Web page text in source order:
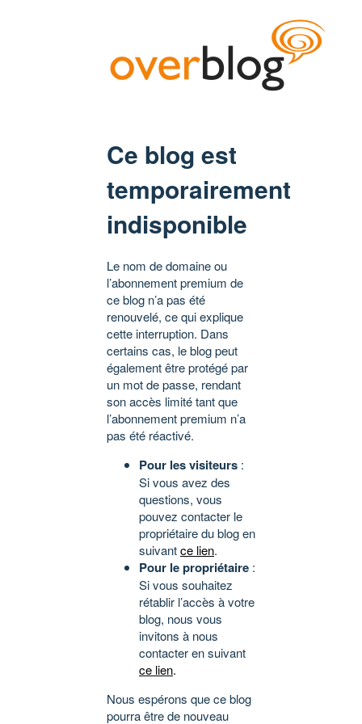
Ce blog est
temporairement
indisponible
Le nom de domaine ou
l’abonnement premium de
ce blog n’a pas été
renouvelé, ce qui explique
cette interruption. Dans
certains cas, le blog peut
également être protégé par
un mot de passe, rendant
son accès limité tant que
l’abonnement premium n’a
pas été réactivé.
Pour les visiteurs :
Si vous avez des
questions, vous
pouvez contacter le
propriétaire du blog en
suivantce lien.
Pour le propriétaire :
Si vous souhaitez
rétablir l’accès à votre
blog, nous vous
invitons à nous
contacter en suivant
ce lien.
Nous espérons que ce blog
pourra être de nouveau